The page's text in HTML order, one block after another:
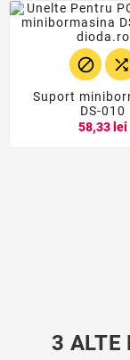
 
Suport
DS-010
58,33 lei
3 ALTE